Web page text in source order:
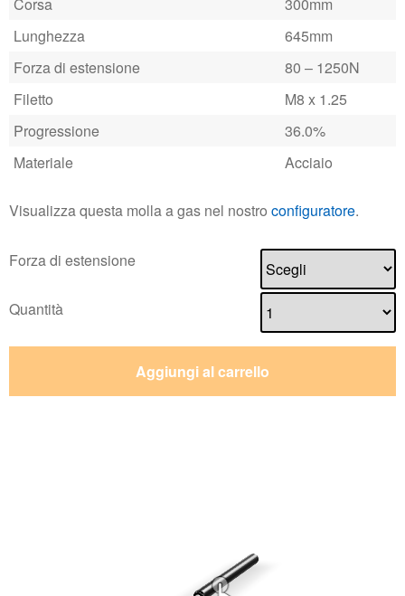
Lunghezza
645mm
Forza di estensione
80 – 1250N
Filetto
M8 x 1.25
Progressione
36.0%
Materiale
Acciaio
Visualizza questa molla a gas nel nostro configuratore.
Forza di estensione
Quantità
Aggiungi al carrello